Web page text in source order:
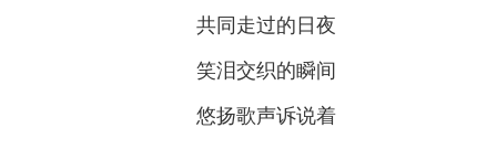
共同走过的日夜
笑泪交织的瞬间
悠扬歌声诉说着